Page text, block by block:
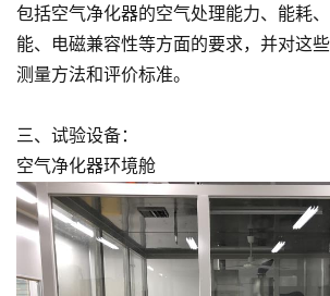
包括空气净化器的空气处理能力、能耗
能、电磁兼容性等方面的要求，并对这
测量方法和评价标准。
三、试验设备：
空气净化器环境舱